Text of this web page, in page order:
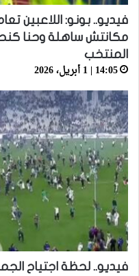
فيديو.. بونو: اللاعبين
مكانتش ساهلة وحنا
المنتخب
14:05 | 1 أبريل، 2026
فيديو.. لحظة اجتياح